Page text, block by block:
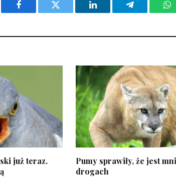
Facebook Twitter LinkedIn Telegram
już teraz.
Pumy sprawiły, że jest
drogach